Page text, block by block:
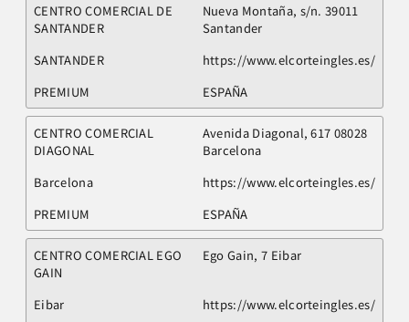
CENTRO COMERCIAL DE
SANTANDER
Nueva Montaña, s/n. 39011
Santander
SANTANDER
https://www.elcorteingles.es/
PREMIUM
ESPAÑA
CENTRO COMERCIAL
DIAGONAL
Avenida Diagonal, 617 08028
Barcelona
Barcelona
https://www.elcorteingles.es/
PREMIUM
ESPAÑA
CENTRO COMERCIAL EGO
GAIN
Ego Gain, 7 Eibar
Eibar
https://www.elcorteingles.es/